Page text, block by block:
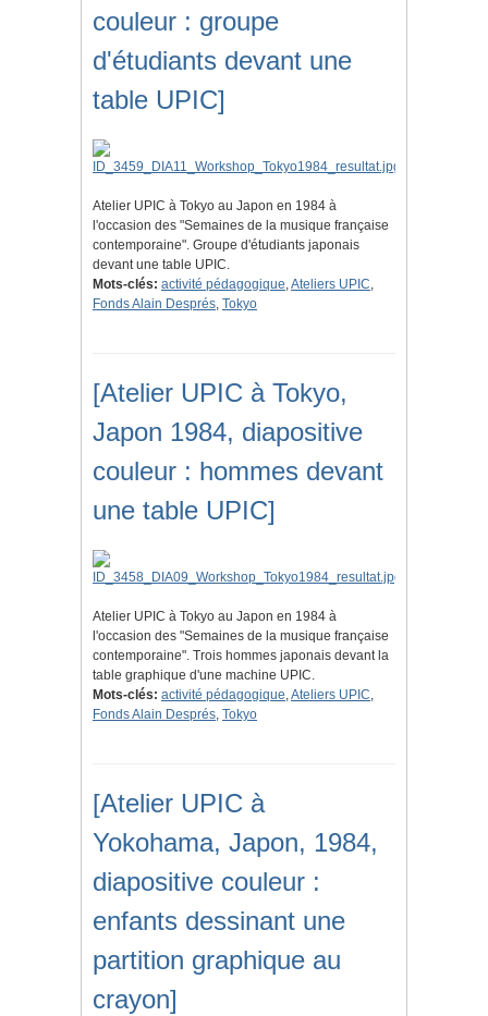
couleur : groupe
d'étudiants devant une
table UPIC]
Atelier UPIC à Tokyo au Japon en 1984 à
l'occasion des "Semaines de la musique française
contemporaine". Groupe d'étudiants japonais
devant une table UPIC.
Mots-clés: activité pédagogique,Ateliers UPIC,
Fonds Alain Després, Tokyo
[Atelier UPIC à Tokyo,
Japon 1984, diapositive
couleur : hommes devant
une table UPIC]
Atelier UPIC à Tokyo au Japon en 1984 à
l'occasion des "Semaines de la musique française
contemporaine". Trois hommes japonais devant la
table graphique d'une machine UPIC.
Mots-clés: activité pédagogique,Ateliers UPIC,
Fonds Alain Després, Tokyo
[Atelier UPIC à
Yokohama, Japon, 1984,
diapositive couleur :
enfants dessinant une
partition graphique au
crayon]